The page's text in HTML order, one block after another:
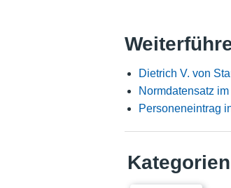
Dietrich V. von
Normdatensatz
Personeneintrag
Kategorien